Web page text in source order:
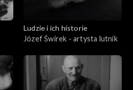
Ludzie i ich historie
Józef Świrek - artysta lutnik